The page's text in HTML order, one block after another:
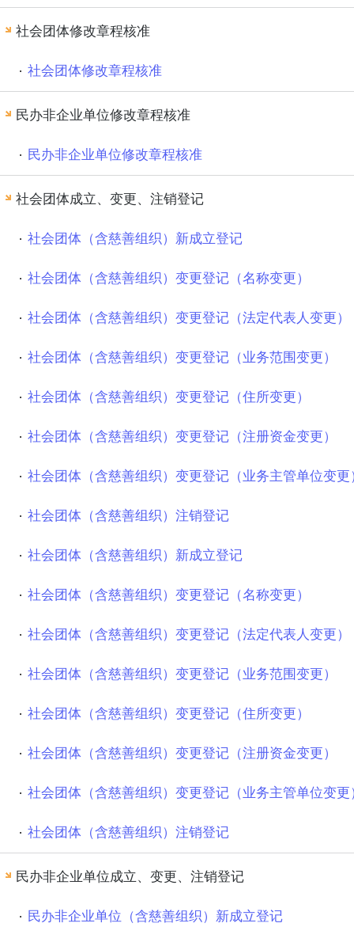
社会团体修改章程核准
社会团体修改章程核准
民办非企业单位修改章程核准
民办非企业单位修改章程核准
社会团体成立、变更、注销登记
社会团体（含慈善组织）新成立登记
社会团体（含慈善组织）变更登记（名称变更）
社会团体（含慈善组织）变更登记（法定代表人变更）
社会团体（含慈善组织）变更登记（业务范围变更）
社会团体（含慈善组织）变更登记（住所变更）
社会团体（含慈善组织）变更登记（注册资金变更）
社会团体（含慈善组织）变更登记（业务主管单位变更
社会团体（含慈善组织）注销登记
社会团体（含慈善组织）新成立登记
社会团体（含慈善组织）变更登记（名称变更）
社会团体（含慈善组织）变更登记（法定代表人变更）
社会团体（含慈善组织）变更登记（业务范围变更）
社会团体（含慈善组织）变更登记（住所变更）
社会团体（含慈善组织）变更登记（注册资金变更）
社会团体（含慈善组织）变更登记（业务主管单位变更
社会团体（含慈善组织）注销登记
民办非企业单位成立、变更、注销登记
民办非企业单位（含慈善组织）新成立登记